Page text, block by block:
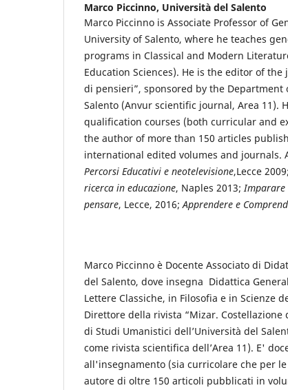
Marco Piccinno, Università del Salento
Marco Piccinno is Associate Professor of
University of Salento, where he teaches
programs in Classical and Modern
Education Sciences). He is the editor of
di pensieri”, sponsored by the
Salento (Anvur scientific journal, Area 11).
qualification courses (both curricular and
the author of more than 150 articles
international edited volumes and journals.
Percorsi Educativi e neotelevisione,Lecce 2009;
ricerca in educazione, Naples 2013;Imparare
pensare, Lecce, 2016;Apprendere e
Marco Piccinno è Docente Associato di
del Salento, dove insegna Didattica
Lettere Classiche, in Filosofia e in Scienze
Direttore della rivista “Mizar.
di Studi Umanistici dell’Università del
come rivista scientifica dell’Area 11). E'
all'insegnamento (sia curricolare che per
autore di oltre 150 articoli pubblicati in